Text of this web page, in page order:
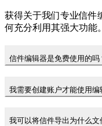
获得关于我们专业信件
何充分利用其强大功能。
信件编辑器是免费使用的吗
我需要创建账户才能使用编
我可以将信件导出为什么文